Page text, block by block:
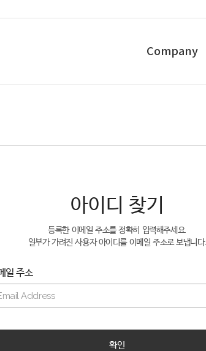
Company
아이디 찾기
등록한 이메일 주소를 정확히 입력해주세요.
일부가 가려진 사용자 아이디를 이메일 주소로 보냅니다.
일 주소
확인